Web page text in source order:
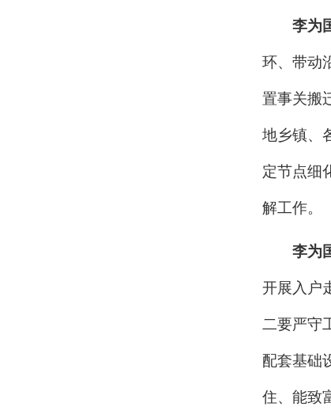
李为
环、带动
置事关搬
地乡镇、
定节点细
解工作。
李为
开展入户
二要严守
配套基础
住、能致